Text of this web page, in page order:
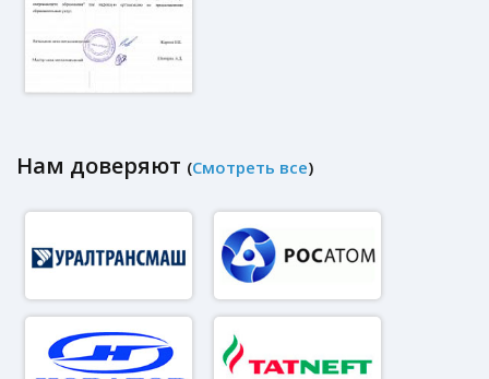
Нам доверяют (Смотреть все)